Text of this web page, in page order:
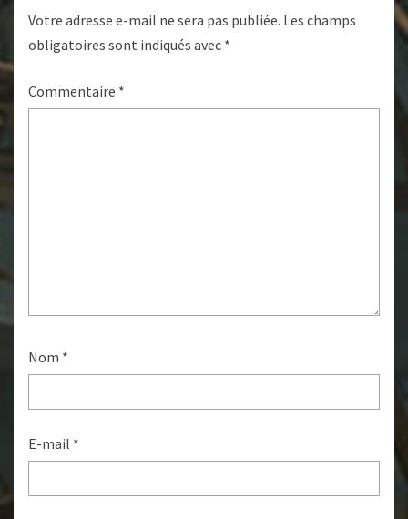
Votre adresse e-mail ne sera pas publiée. Les champs
obligatoires sont indiqués avec *
Commentaire *
Nom *
E-mail *